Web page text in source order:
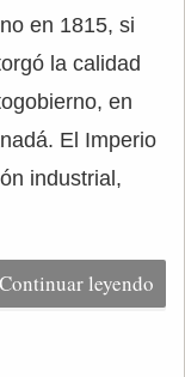
en 1815, si
la calidad
en
El Imperio
industrial,
Continuar leyendo